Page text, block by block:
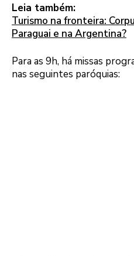
Leia também:
Turismo na fronteira:
Paraguai e na Argentina?
Para as 9h, há missas
nas seguintes paróquias: